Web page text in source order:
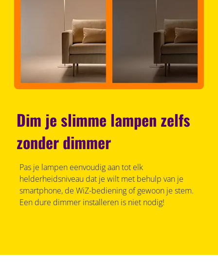
Dim je slimme lampen zelfs
zonder dimmer
Pas je lampen eenvoudig aan tot elk
helderheidsniveau dat je wilt met behulp van je
smartphone, de WiZ-bediening of gewoon je stem.
Een dure dimmer installeren is niet nodig!